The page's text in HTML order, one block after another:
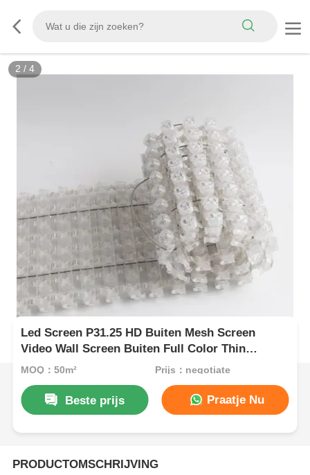
2 / 4
Led Screen P31.25 HD Buiten Mesh Screen
Video Wall Screen Buiten Full Color Thin
Ledwall Op maat gemaakt voor podiumconcert
MOQ：50m² Prijs：negotiate
Beste prijs Praatje Nu
PRODUCTOMSCHRIJVING